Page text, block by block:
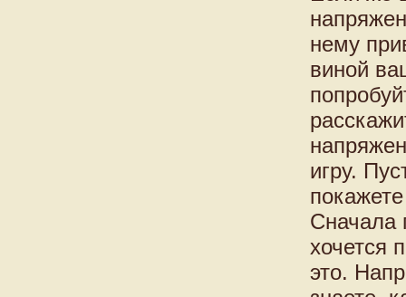
нему
виной
игру.
Сначала
хочется
это.